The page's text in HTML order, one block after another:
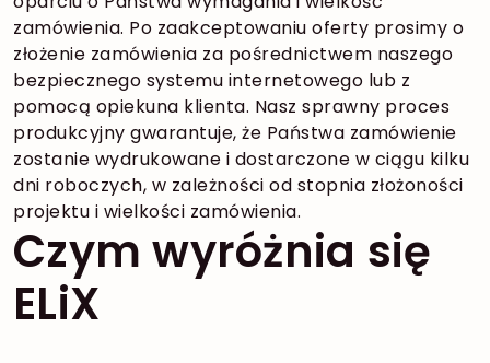
zamówienia. Po zaakceptowaniu oferty prosimy o
złożenie zamówienia za pośrednictwem naszego
bezpiecznego systemu internetowego lub z
pomocą opiekuna klienta. Nasz sprawny proces
produkcyjny gwarantuje, że Państwa zamówienie
zostanie wydrukowane i dostarczone w ciągu kilku
dni roboczych, w zależności od stopnia złożoności
projektu i wielkości zamówienia.
Czym wyróżnia się
ELiX